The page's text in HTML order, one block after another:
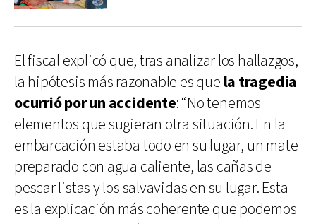
El fiscal explicó que, tras analizar los hallazgos,
la hipótesis más razonable es que la tragedia
ocurrió por un accidente: “No tenemos
elementos que sugieran otra situación. En la
embarcación estaba todo en su lugar, un mate
preparado con agua caliente, las cañas de
pescar listas y los salvavidas en su lugar. Esta
es la explicación más coherente que podemos